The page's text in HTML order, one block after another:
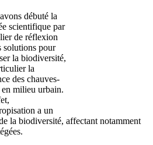
débuté la
scientifique par
de réflexion
solutions pour
la biodiversité,
la
des chauves-
en milieu urbain.
a un
la biodiversité, affectant notamment